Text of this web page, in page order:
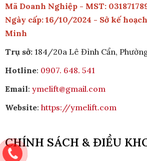
Mã Doanh Nghiệp - MST:
Ngày cấp: 16/10/2024 - Sở kế
Minh
Trụ sở: 184/20a Lê Đình Cẩn,
Hotline: 0907. 648. 541
Email: ymelift@gmail.com
Website: https://ymelift.com
CHÍNH SÁCH & ĐIỀU